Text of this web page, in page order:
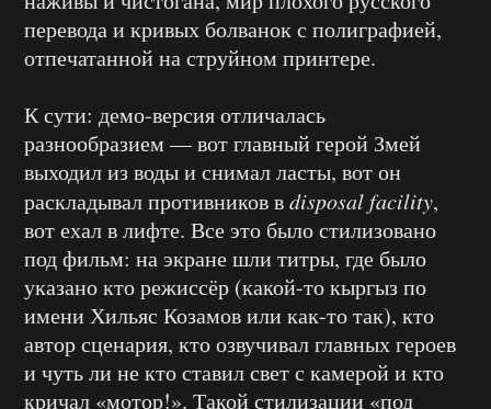
перевода и кривых болванок с полиграфией,
отпечатанной на струйном принтере.
К сути: демо-версия отличалась
разнообразием — вот главный герой Змей
выходил из воды и снимал ласты, вот он
раскладывал противников вdisposal facility,
вот ехал в лифте. Все это было стилизовано
под фильм: на экране шли титры, где было
указано кто режиссёр (какой-то кыргыз по
имени Хильяс Козамов или как-то так), кто
автор сценария, кто озвучивал главных героев
и чуть ли не кто ставил свет с камерой и кто
кричал «мотор!». Такой стилизации «под